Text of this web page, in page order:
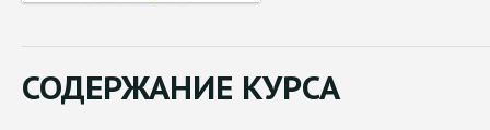
СОДЕРЖАНИЕ КУРСА